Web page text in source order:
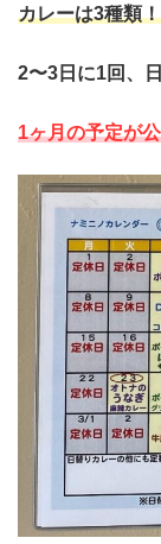
カレーは3種類！
2〜3日に1回、
1ヶ月の予定が